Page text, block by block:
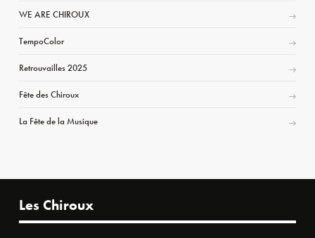
WE ARE CHIROUX
TempoColor
Retrouvailles 2025
Fête des Chiroux
La Fête de la Musique
Les Chiroux